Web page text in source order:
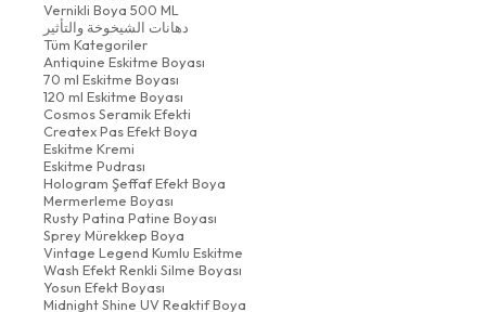
Vernikli Boya 500 ML
دهانات الشيخوخة والتأثير
Tüm Kategoriler
Antiquine Eskitme Boyası
70 ml Eskitme Boyası
120 ml Eskitme Boyası
Cosmos Seramik Efekti
Createx Pas Efekt Boya
Eskitme Kremi
Eskitme Pudrası
Hologram Şeffaf Efekt Boya
Mermerleme Boyası
Rusty Patina Patine Boyası
Sprey Mürekkep Boya
Vintage Legend Kumlu Eskitme
Wash Efekt Renkli Silme Boyası
Yosun Efekt Boyası
Midnight Shine UV Reaktif Boya